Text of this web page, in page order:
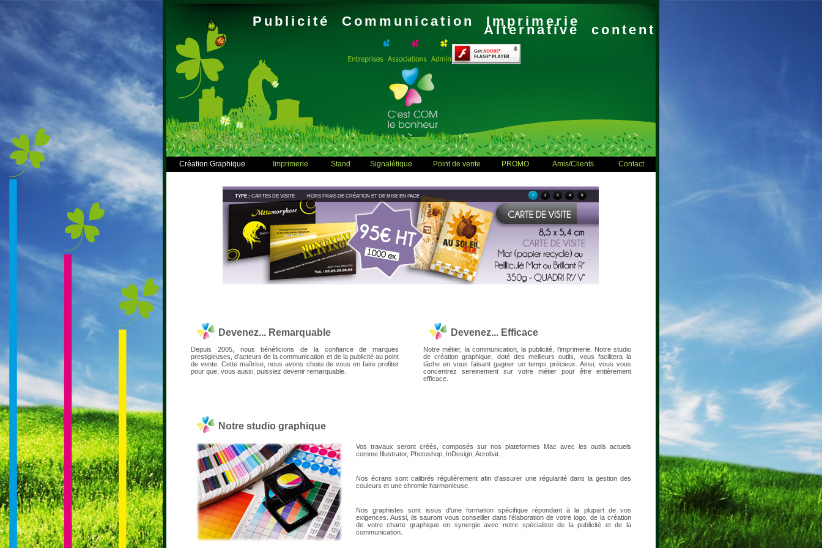
Publicité Communication Imprimerie
Alternative content
Création Graphique Imprimerie Stand Signalétique Point de vente PROMO Amis/Clients Contact
TYPE : CARTES DE VISITE HORS FRAIS DE CRÉATION ET DE MISE EN PAGE 1 2 3 4 5
Devenez... Remarquable
Depuis 2005, nous bénéficions de la confiance de marques
prestigieuses, d’acteurs de la communication et de la publicité au point
de vente. Cette maîtrise, nous avons choisi de vous en faire profiter
pour que, vous aussi, puissiez devenir remarquable.
Devenez... Efficace
Notre métier, la communication, la publicité, l’imprimerie. Notre studio
de création graphique, doté des meilleurs outils, vous facilitera la
tâche en vous faisant gagner un temps précieux. Ainsi, vous vous
concentrez sereinement sur votre métier pour être entièrement
efficace.
Notre studio graphique
Vos travaux seront créés, composés sur nos plateformes Mac avec les outils actuels
comme Illustrator, Photoshop, InDesign, Acrobat.
Nos écrans sont calibrés régulièrement afin d'assurer une régularité dans la gestion des
couleurs et une chromie harmonieuse.
Nos graphistes sont issus d'une formation spécifique répondant à la plupart de vos
exigences. Aussi, ils sauront vous conseiller dans l'élaboration de votre logo, de la création
de votre charte graphique en synergie avec notre spécialiste de la publicité et de la
communication.